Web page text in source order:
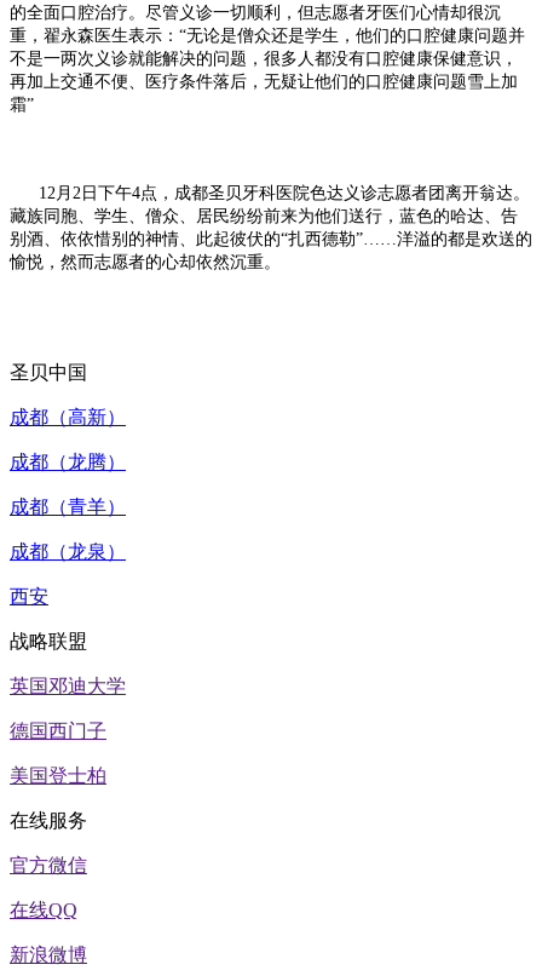
的全面口腔治疗。尽管义诊一切顺利，但志愿者牙医们心情却很沉
重，翟永森医生表示：“无论是僧众还是学生，他们的口腔健康问题并
不是一两次义诊就能解决的问题，很多人都没有口腔健康保健意识，
再加上交通不便、医疗条件落后，无疑让他们的口腔健康问题雪上加
霜”
12月2日下午4点，成都圣贝牙科医院色达义诊志愿者团离开翁达。
藏族同胞、学生、僧众、居民纷纷前来为他们送行，蓝色的哈达、告
别酒、依依惜别的神情、此起彼伏的“扎西德勒”……洋溢的都是欢送的
愉悦，然而志愿者的心却依然沉重。
圣贝中国
成都（高新）
成都（龙腾）
成都（青羊）
成都（龙泉）
西安
战略联盟
英国邓迪大学
德国西门子
美国登士柏
在线服务
官方微信
在线QQ
新浪微博